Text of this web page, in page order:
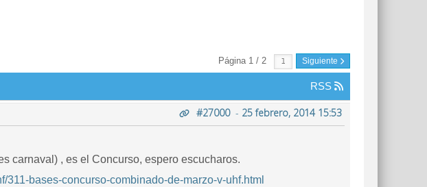
Página 1 / 2 Siguiente
RSS
#27000- 25 febrero, 2014 15:53
carnaval) , es el Concurso, espero escucharos.
bases-concurso-combinado-de-marzo-v-uhf.html